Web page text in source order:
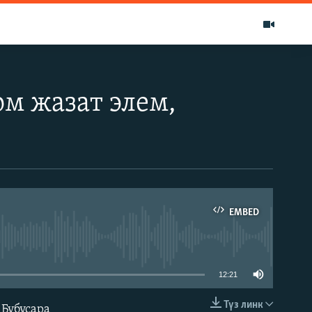
жазат элем,
EMBED
12:21
Түз линк